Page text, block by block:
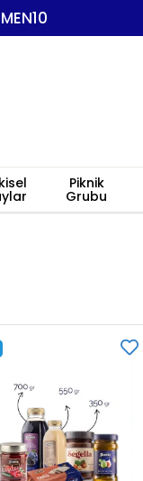
Piknik
Grubu